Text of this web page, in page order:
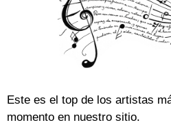
Este es el top de los artistas
momento en nuestro sitio.